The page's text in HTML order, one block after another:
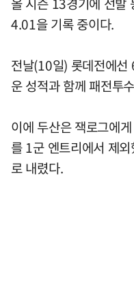
4.01을 기록 중이다.
전날(10일) 롯데전에선
운 성적과 함께 패전투
이에 두산은 잭로그에
를 1군 엔트리에서 제
로 내렸다.